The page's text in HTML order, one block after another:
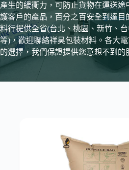
產生的緩衝力，可防止貨物在運送途
護客戶的產品，百分之百安全到達目
料行提供全省(台北、桃園、新竹、
等)，歡迎聯絡祥昊包裝材料。各大
的選擇，我們保證提供您意想不到的